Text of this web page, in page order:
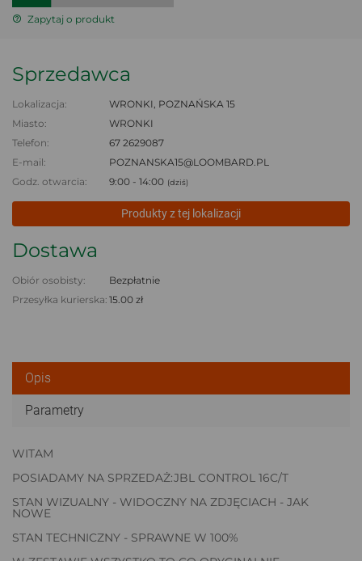
Zapytaj o produkt
Sprzedawca
Lokalizacja:
WRONKI, POZNAŃSKA 15
Miasto:
WRONKI
Telefon:
67 2629087
E-mail:
POZNANSKA15@LOOMBARD.PL
Godz. otwarcia:
9:00 - 14:00 (dziś)
Produkty z tej lokalizacji
Dostawa
Obiór osobisty:
Bezpłatnie
Przesyłka kurierska: 15.00 zł
Opis
Parametry
WITAM
POSIADAMY NA SPRZEDAŻ:JBL CONTROL 16C/T
STAN WIZUALNY - WIDOCZNY NA ZDJĘCIACH - JAK
NOWE
STAN TECHNICZNY - SPRAWNE W 100%